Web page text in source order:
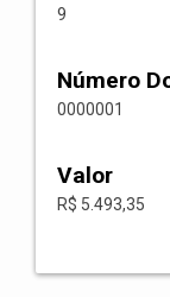
9
Número
0000001
Valor
R$ 5.493,35